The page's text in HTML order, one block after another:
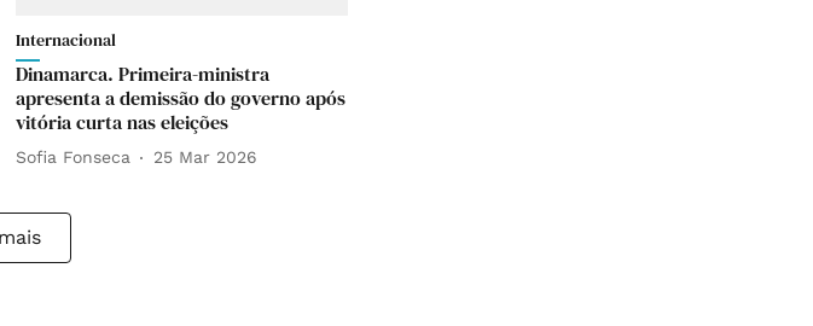
Internacional
Dinamarca. Primeira-ministra
apresenta a demissão do governo após
vitória curta nas eleições
Sofia Fonseca 25 Mar 2026